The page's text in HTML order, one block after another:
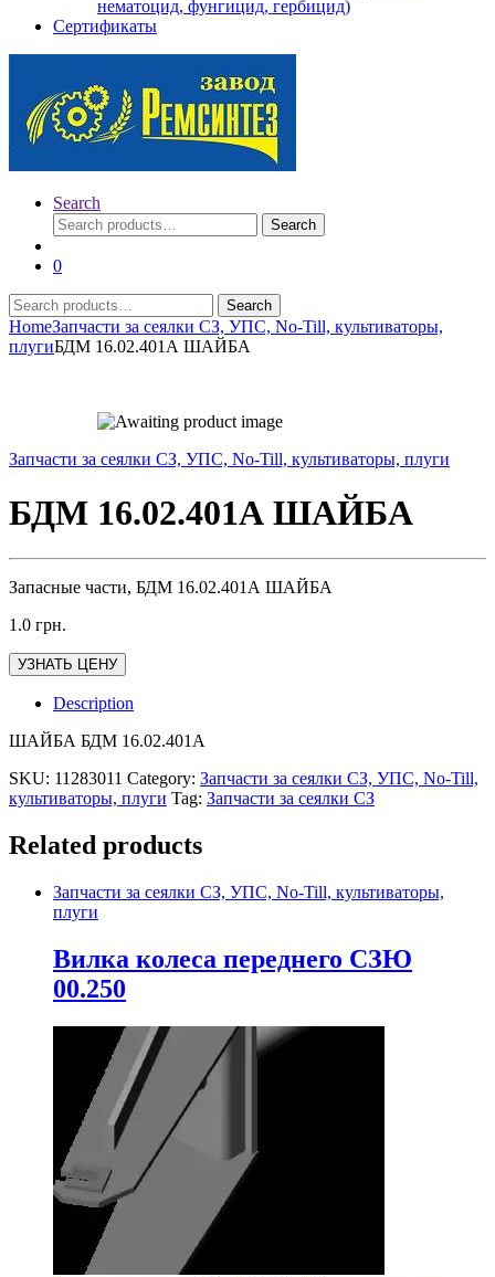
нематоцид, фунгицид, гербицид)
Сертификаты
Search
Search
for:
Search
0
Search
for:
Search
HomeЗапчасти за сеялки СЗ, УПС, No-Till, культиваторы,
плугиБДМ 16.02.401А ШАЙБА
Запчасти за сеялки СЗ, УПС, No-Till, культиваторы, плуги
БДМ 16.02.401А ШАЙБА
Запасные части, БДМ 16.02.401А ШАЙБА
1.0 грн.
УЗНАТЬ ЦЕНУ
Description
ШАЙБА БДМ 16.02.401А
SKU: 11283011 Category: Запчасти за сеялки СЗ, УПС, No-Till,
культиваторы, плуги Tag: Запчасти за сеялки СЗ
Related products
Запчасти за сеялки СЗ, УПС, No-Till, культиваторы,
плуги
Вилка колеса переднего СЗЮ
00.250